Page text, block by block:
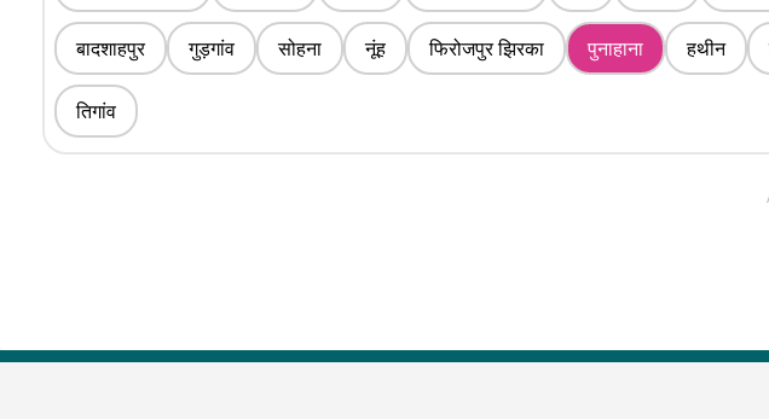
बादशाहपुर गुड़गांव सोहना नूंह फिरोजपुर झिरका पुनाहाना हथीन
तिगांव